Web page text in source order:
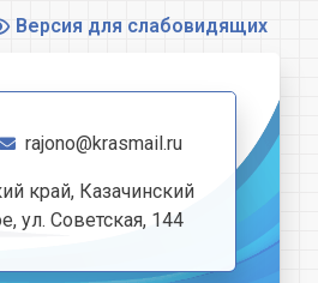
Версия для слабовидящих
rajono@krasmail.ru
край, Казачинский
ул. Советская, 144